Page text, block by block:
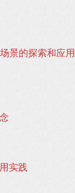
景的探索和应用
实践